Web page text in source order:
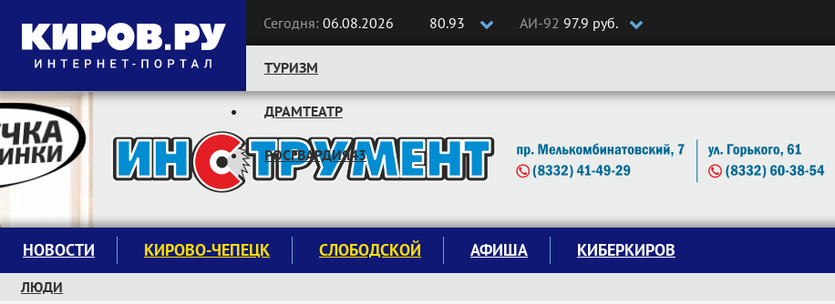
Сегодня: 06.08.2026 80.93 АИ-92 97.9 руб.
Следите за новостями:
ТУРИЗМ
ДРАМТЕАТР
РОСГВАРДИЯ43
НОВОСТИ КИРОВО-ЧЕПЕЦК СЛОБОДСКОЙ АФИША КИБЕРКИРОВ
ЛЮДИ